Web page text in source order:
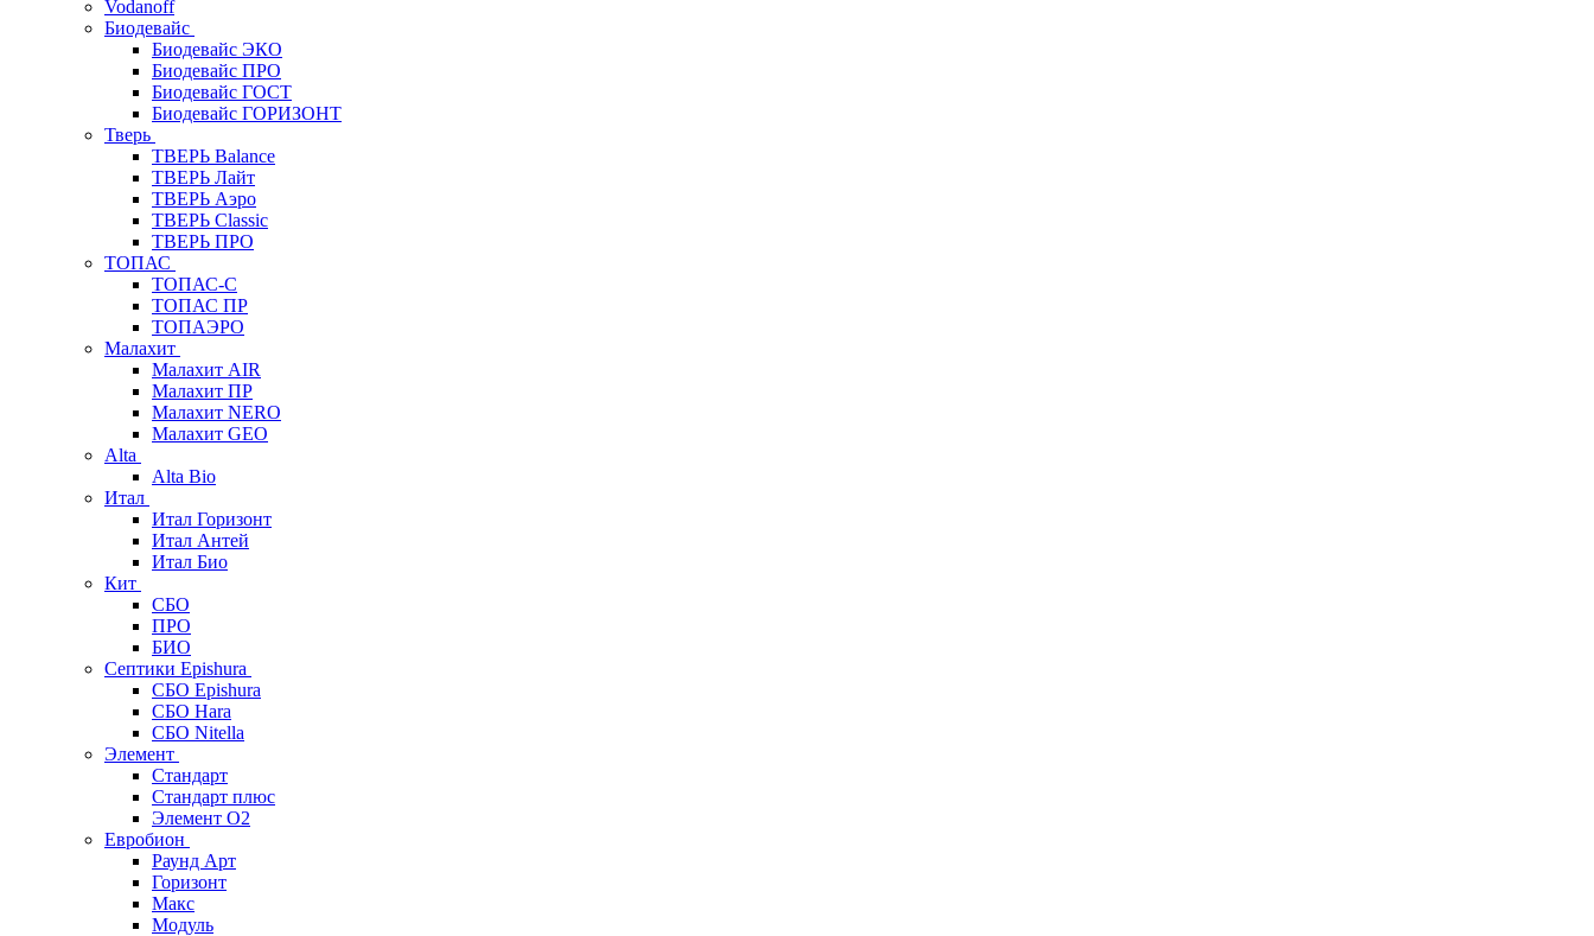
Vodanoff
Биодевайс
Биодевайс ЭКО
Биодевайс ПРО
Биодевайс ГОСТ
Биодевайс ГОРИЗОНТ
Тверь
ТВЕРЬ Balance
ТВЕРЬ Лайт
ТВЕРЬ Аэро
ТВЕРЬ Classic
ТВЕРЬ ПРО
ТОПАС
ТОПАС-С
ТОПАС ПР
ТОПАЭРО
Малахит
Малахит AIR
Малахит ПР
Малахит NERO
Малахит GEO
Alta
Alta Bio
Итал
Итал Горизонт
Итал Антей
Итал Био
Кит
СБО
ПРО
БИО
Септики Epishura
СБО Epishura
СБО Hara
СБО Nitella
Элемент
Стандарт
Стандарт плюс
Элемент О2
Евробион
Раунд Арт
Горизонт
Макс
Модуль